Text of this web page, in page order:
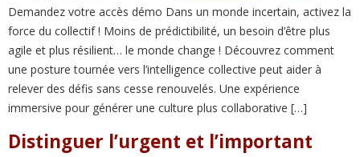
Demandez votre accès démo Dans un monde incertain, activez la
force du collectif ! Moins de prédictibilité, un besoin d’être plus
agile et plus résilient… le monde change ! Découvrez comment
une posture tournée vers l’intelligence collective peut aider à
relever des défis sans cesse renouvelés. Une expérience
immersive pour générer une culture plus collaborative […]
Distinguer l’urgent et l’important